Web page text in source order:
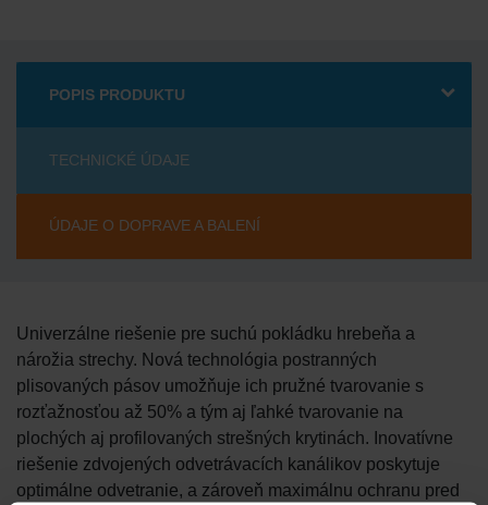
POPIS PRODUKTU
TECHNICKÉ ÚDAJE
ÚDAJE O DOPRAVE A BALENÍ
Univerzálne riešenie pre suchú pokládku hrebeňa a
nárožia strechy. Nová technológia postranných
plisovaných pásov umožňuje ich pružné tvarovanie s
rozťažnosťou až 50% a tým aj ľahké tvarovanie na
plochých aj profilovaných strešných krytinách. Inovatívne
riešenie zdvojených odvetrávacích kanálikov poskytuje
optimálne odvetranie, a zároveň maximálnu ochranu pred